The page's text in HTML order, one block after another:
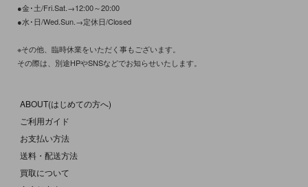
●金･土/Fri.Sat.→12:00～20:00
●水･日/Wed.Sun.→定休日/Closed
※その他、臨時休業をいただく事もございます。
その際は、別途HPやSNSなどでお知らせいたします。
ABOUT(はじめての方へ)
ご利用ガイド
お支払い方法
送料・配送方法
買取について